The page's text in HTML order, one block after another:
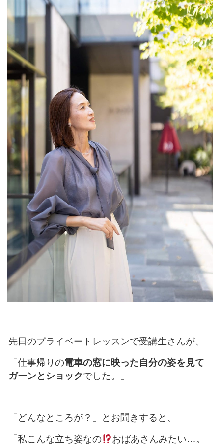
先日のプライベートレッスンで受講生さんが、
「仕事帰りの電車の窓に映った自分の姿を見て
ガーンとショックでした。」
「どんなところが？」とお聞きすると、
「私こんな立ち姿なの おばあさんみたい…。